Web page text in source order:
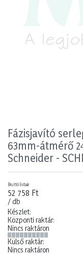
Fázisjavító
63mm-átmérő
Schneider -
Bruttó listaár
52 758 Ft
/ db
Készlet:
Központi raktár:
Nincs raktáron
Külső raktár:
Nincs raktáron